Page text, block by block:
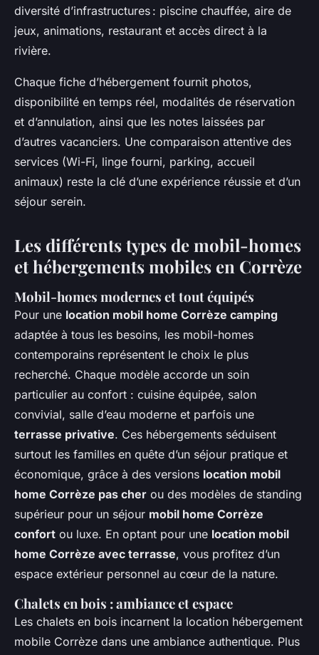
diversité d’infrastructures : piscine chauffée, aire de
jeux, animations, restaurant et accès direct à la
rivière.
Chaque fiche d’hébergement fournit photos,
disponibilité en temps réel, modalités de réservation
et d’annulation, ainsi que les notes laissées par
d’autres vacanciers. Une comparaison attentive des
services (Wi-Fi, linge fourni, parking, accueil
animaux) reste la clé d’une expérience réussie et d’un
séjour serein.
Les différents types de mobil-homes
et hébergements mobiles en Corrèze
Mobil-homes modernes et tout équipés
Pour une location mobil home Corrèze camping
adaptée à tous les besoins, les mobil-homes
contemporains représentent le choix le plus
recherché. Chaque modèle accorde un soin
particulier au confort : cuisine équipée, salon
convivial, salle d’eau moderne et parfois une
terrasse privative. Ces hébergements séduisent
surtout les familles en quête d’un séjour pratique et
économique, grâce à des versions location mobil
home Corrèze pas cher ou des modèles de standing
supérieur pour un séjour mobil home Corrèze
confort ou luxe. En optant pour une location mobil
home Corrèze avec terrasse, vous profitez d’un
espace extérieur personnel au cœur de la nature.
Chalets en bois : ambiance et espace
Les chalets en bois incarnent la location hébergement
mobile Corrèze dans une ambiance authentique. Plus